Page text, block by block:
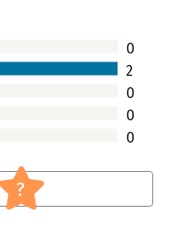
0
2
0
0
0
?